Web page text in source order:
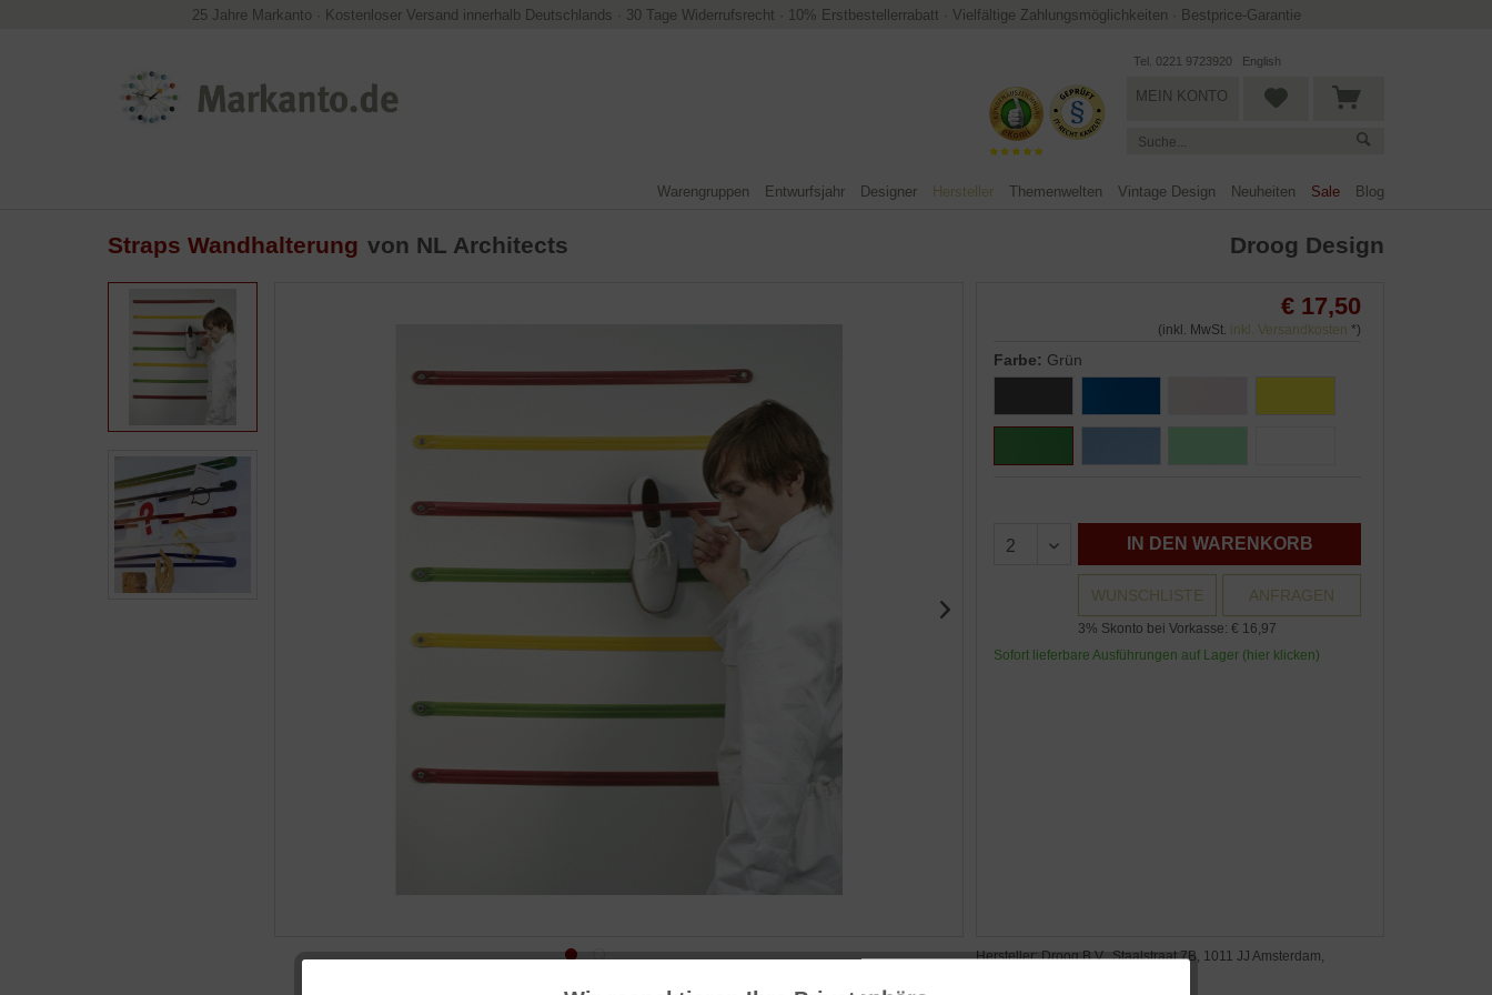
25 Jahre Markanto · Kostenloser Versand innerhalb Deutschlands · 30 Tage Widerrufsrecht · 10% Erstbestellerrabatt · Vielfältige Zahlungsmöglichkeiten · Bestprice-Garantie
Tel. 0221 9723920 English
MEIN KONTO
Warengruppen Entwurfsjahr Designer Hersteller Themenwelten Vintage Design Neuheiten Sale Blog
Straps Wandhalterung von NL Architects Droog Design
€ 17,50
(inkl. MwSt. inkl. Versandkosten *)
Farbe: Grün
IN DEN WARENKORB
WUNSCHLISTE ANFRAGEN
3% Skonto bei Vorkasse: € 16,97
Sofort lieferbare Ausführungen auf Lager (hier klicken)
Hersteller: Droog B.V., Staalstraat 7B, 1011 JJ Amsterdam,